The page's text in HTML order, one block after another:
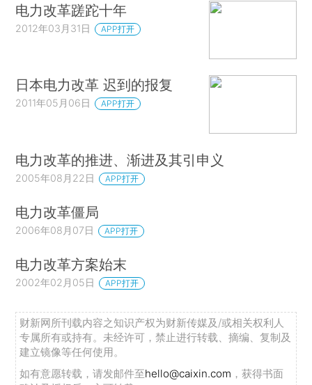
电力改革蹉跎十年
2012年03月31日 APP打开
日本电力改革 迟到的报复
2011年05月06日 APP打开
电力改革的推进、渐进及其引申义
2005年08月22日 APP打开
电力改革僵局
2006年08月07日 APP打开
电力改革方案始末
2002年02月05日 APP打开
财新网所刊载内容之知识产权为财新传媒及/或相关权利人
专属所有或持有。未经许可，禁止进行转载、摘编、复制及
建立镜像等任何使用。
如有意愿转载，请发邮件至hello@caixin.com ，获得书面